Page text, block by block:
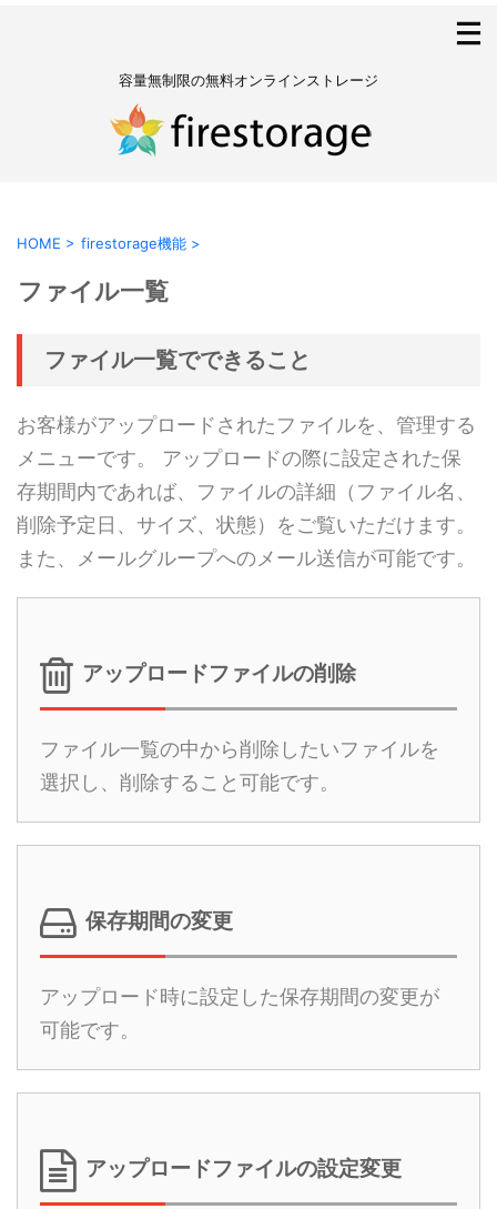
容量無制限の無料オンラインストレージ
HOME > firestorage機能 >
ファイル一覧
ファイル一覧でできること
お客様がアップロードされたファイルを、管理する
メニューです。 アップロードの際に設定された保
存期間内であれば、ファイルの詳細（ファイル名、
削除予定日、サイズ、状態）をご覧いただけます。
また、メールグループへのメール送信が可能です。
アップロードファイルの削除
ファイル一覧の中から削除したいファイルを
選択し、削除すること可能です。
保存期間の変更
アップロード時に設定した保存期間の変更が
可能です。
アップロードファイルの設定変更